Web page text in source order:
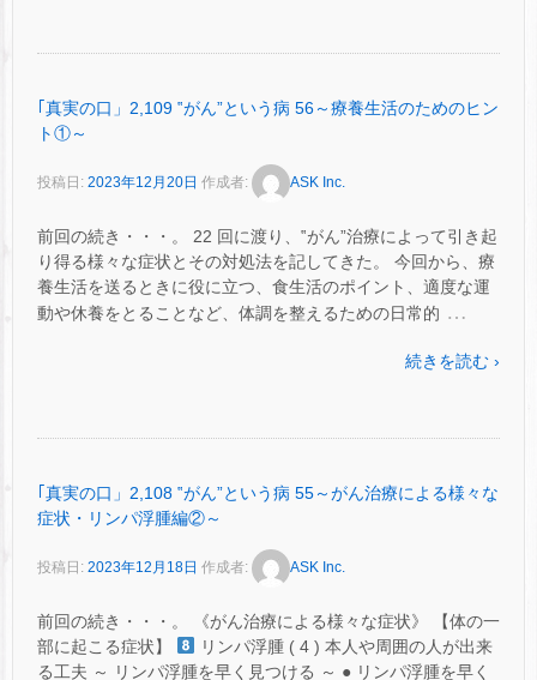
｢真実の口」2,109 ‟がん”という病 56～療養生活のためのヒン
ト①～
投稿日: 2023年12月20日 作成者: ASK Inc.
前回の続き・・・。 22 回に渡り、‟がん”治療によって引き起
り得る様々な症状とその対処法を記してきた。 今回から、療
養生活を送るときに役に立つ、食生活のポイント、適度な運
動や休養をとることなど、体調を整えるための日常的 …
続きを読む ›
｢真実の口」2,108 ‟がん”という病 55～がん治療による様々な
症状・リンパ浮腫編②～
投稿日: 2023年12月18日 作成者: ASK Inc.
前回の続き・・・。 《がん治療による様々な症状》 【体の一
部に起こる症状】
リンパ浮腫 ( 4 ) 本人や周囲の人が出来
る工夫 ～ リンパ浮腫を早く見つける ～ ● リンパ浮腫を早く